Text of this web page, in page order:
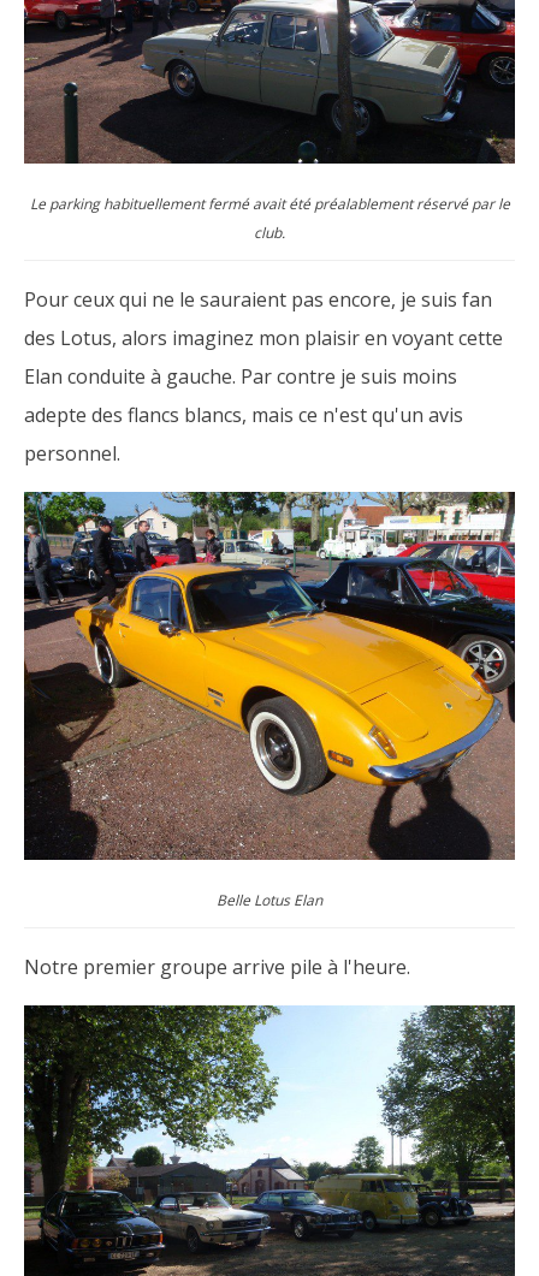
Le parking habituellement fermé avait été préalablement réservé par le
club.
Pour ceux qui ne le sauraient pas encore, je suis fan
des Lotus, alors imaginez mon plaisir en voyant cette
Elan conduite à gauche. Par contre je suis moins
adepte des flancs blancs, mais ce n'est qu'un avis
personnel.
Belle Lotus Elan
Notre premier groupe arrive pile à l'heure.